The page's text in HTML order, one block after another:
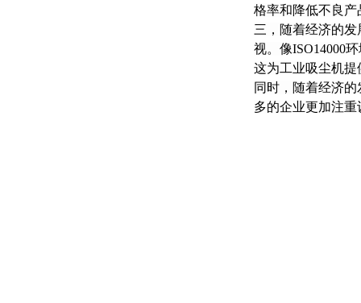
格率和降低不良
三，随着经济的
视。像ISO14000
这为工业吸尘机
同时，随着经济
多的企业更加注